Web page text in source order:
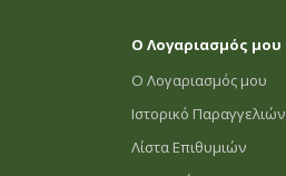
Ο Λογαριασμός μου
Ο Λογαριασμός μου
Ιστορικό Παραγγελιών
Λίστα Επιθυμιών